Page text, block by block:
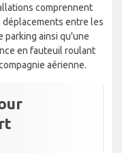
comprennent
déplacements entre les
parking ainsi qu'une
en fauteuil roulant
aérienne.